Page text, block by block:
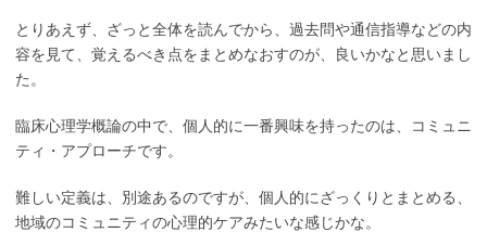
とりあえず、ざっと全体を読んでから、過去問や通信指導などの内
容を見て、覚えるべき点をまとめなおすのが、良いかなと思いまし
た。
臨床心理学概論の中で、個人的に一番興味を持ったのは、コミュニ
ティ・アプローチです。
難しい定義は、別途あるのですが、個人的にざっくりとまとめる、
地域のコミュニティの心理的ケアみたいな感じかな。